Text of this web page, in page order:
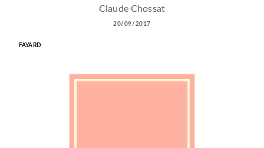
Claude Chossat
20/09/2017
FAYARD